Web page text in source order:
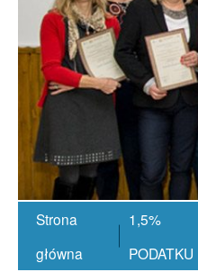
Strona
główna
1,5%
PODATKU